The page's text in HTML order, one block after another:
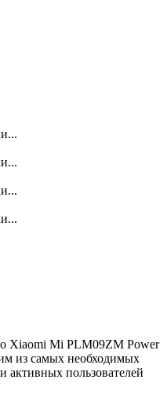
Xiaomi Mi PLM09ZM Power
из самых необходимых
активных пользователей